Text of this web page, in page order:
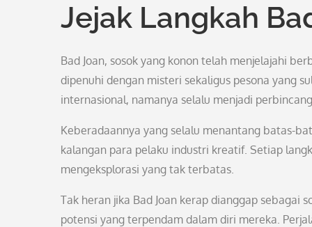
Jejak Langkah
Bad Joan, sosok yang konon telah menjelajahi
dipenuhi dengan misteri sekaligus pesona yang
internasional, namanya selalu menjadi
Keberadaannya yang selalu menantang batas-
kalangan para pelaku industri kreatif. Setiap
mengeksplorasi yang tak terbatas.
Tak heran jika Bad Joan kerap dianggap
potensi yang terpendam dalam diri mereka.